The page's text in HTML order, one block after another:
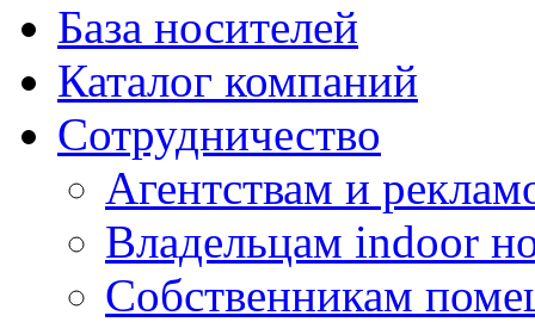
База носителей
Каталог компаний
Сотрудничество
Агентствам и
Владельцам indoor
Собственникам